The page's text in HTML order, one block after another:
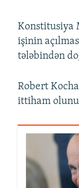
Konstitusiya
işinin
tələbindən
Robert
ittiham